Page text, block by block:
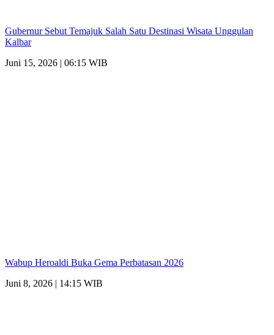
Gubernur Sebut Temajuk Salah Satu Destinasi Wisata Unggulan
Kalbar
Juni 15, 2026 | 06:15 WIB
Wabup Heroaldi Buka Gema Perbatasan 2026
Juni 8, 2026 | 14:15 WIB